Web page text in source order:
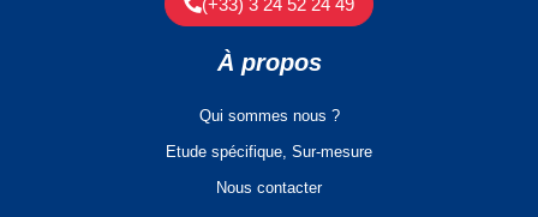
(+33) 3 24 52 24 49
À propos
Qui sommes nous ?
Etude spécifique, Sur-mesure
Nous contacter